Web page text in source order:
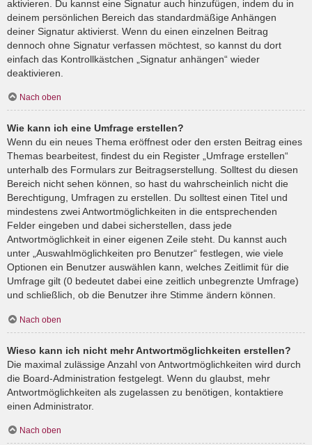
aktivieren. Du kannst eine Signatur auch hinzufügen, indem du in
deinem persönlichen Bereich das standardmäßige Anhängen
deiner Signatur aktivierst. Wenn du einen einzelnen Beitrag
dennoch ohne Signatur verfassen möchtest, so kannst du dort
einfach das Kontrollkästchen „Signatur anhängen“ wieder
deaktivieren.
Nach oben
Wie kann ich eine Umfrage erstellen?
Wenn du ein neues Thema eröffnest oder den ersten Beitrag eines
Themas bearbeitest, findest du ein Register „Umfrage erstellen“
unterhalb des Formulars zur Beitragserstellung. Solltest du diesen
Bereich nicht sehen können, so hast du wahrscheinlich nicht die
Berechtigung, Umfragen zu erstellen. Du solltest einen Titel und
mindestens zwei Antwortmöglichkeiten in die entsprechenden
Felder eingeben und dabei sicherstellen, dass jede
Antwortmöglichkeit in einer eigenen Zeile steht. Du kannst auch
unter „Auswahlmöglichkeiten pro Benutzer“ festlegen, wie viele
Optionen ein Benutzer auswählen kann, welches Zeitlimit für die
Umfrage gilt (0 bedeutet dabei eine zeitlich unbegrenzte Umfrage)
und schließlich, ob die Benutzer ihre Stimme ändern können.
Nach oben
Wieso kann ich nicht mehr Antwortmöglichkeiten erstellen?
Die maximal zulässige Anzahl von Antwortmöglichkeiten wird durch
die Board-Administration festgelegt. Wenn du glaubst, mehr
Antwortmöglichkeiten als zugelassen zu benötigen, kontaktiere
einen Administrator.
Nach oben